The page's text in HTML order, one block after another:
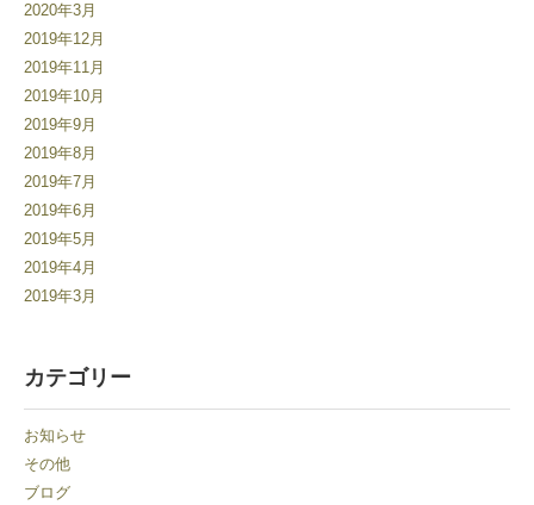
2020年3月
2019年12月
2019年11月
2019年10月
2019年9月
2019年8月
2019年7月
2019年6月
2019年5月
2019年4月
2019年3月
カテゴリー
お知らせ
その他
ブログ